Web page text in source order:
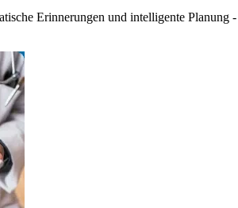
Erinnerungen und intelligente Planung